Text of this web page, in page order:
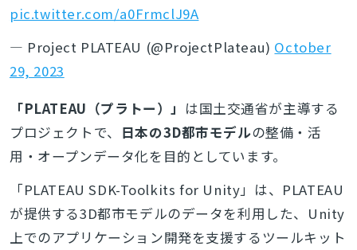
pic.twitter.com/a0FrmclJ9A
— Project PLATEAU (@ProjectPlateau) October
29, 2023
「PLATEAU（プラトー）」 は国土交通省が主導する
プロジェクトで、 日本の3D都市モデルの整備・活
用・オープンデータ化を目的としています。
「PLATEAU SDK-Toolkits for Unity」は、PLATEAU
が提供する3D都市モデルのデータを利用した、Unity
上でのアプリケーション開発を支援するツールキット